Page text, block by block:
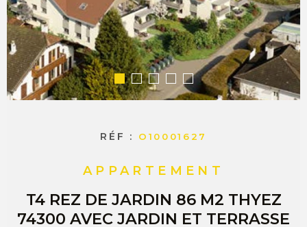
ESTIMER
VENDRE
RÉF : O10001627
APPARTEMENT
T4 REZ DE JARDIN 86 M2 THYEZ
74300 AVEC JARDIN ET TERRASSE